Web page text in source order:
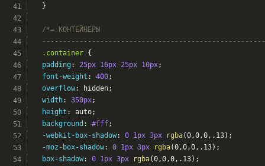
	}
/*= КОНТЕЙНЕРЫ
.container {
padding : 25px 16px 25px 10px;
font-weight : 400;
overflow: hidden;
width: 350px;
height : auto;
background : #fff;
-webkit-box-shadow: 0 1px 3px rgba(0,0,0,.13);
-moz-box-shadow: 0 1px 3px rgba(0,0,0,.13);
box-shadow: 0 1px 3px rgba(0,0,0,.13);